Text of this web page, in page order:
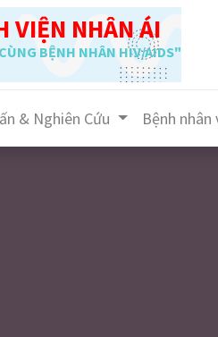
VIỆN NHÂN ÁI
BỆNH NHÂN HIV/AIDS"
& Nghiên Cứu Bệnh nhân